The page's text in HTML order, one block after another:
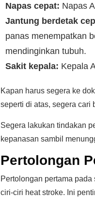
Napas cepat: Napas
Jantung berdetak
panas menempatkan
mendinginkan tubuh.
Sakit kepala: Kepala
Kapan harus segera ke
seperti di atas, segera cari
Segera lakukan tindakan
kepanasan sambil
Pertolongan
Pertolongan pertama
ciri-ciri heat stroke. Ini